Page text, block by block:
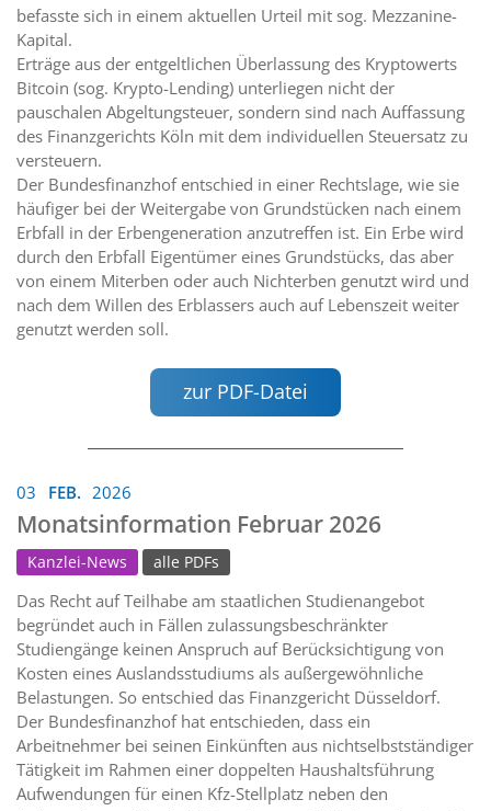
befasste sich in einem aktuellen Urteil mit sog. Mezzanine-
Kapital.
Erträge aus der entgeltlichen Überlassung des Kryptowerts
Bitcoin (sog. Krypto-Lending) unterliegen nicht der
pauschalen Abgeltungsteuer, sondern sind nach Auffassung
des Finanzgerichts Köln mit dem individuellen Steuersatz zu
versteuern.
Der Bundesfinanzhof entschied in einer Rechtslage, wie sie
häufiger bei der Weitergabe von Grundstücken nach einem
Erbfall in der Erbengeneration anzutreffen ist. Ein Erbe wird
durch den Erbfall Eigentümer eines Grundstücks, das aber
von einem Miterben oder auch Nichterben genutzt wird und
nach dem Willen des Erblassers auch auf Lebenszeit weiter
genutzt werden soll.
zur PDF-Datei
03 FEB. 2026
Monatsinformation Februar 2026
Kanzlei-News alle PDFs
Das Recht auf Teilhabe am staatlichen Studienangebot
begründet auch in Fällen zulassungsbeschränkter
Studiengänge keinen Anspruch auf Berücksichtigung von
Kosten eines Auslandsstudiums als außergewöhnliche
Belastungen. So entschied das Finanzgericht Düsseldorf.
Der Bundesfinanzhof hat entschieden, dass ein
Arbeitnehmer bei seinen Einkünften aus nichtselbstständiger
Tätigkeit im Rahmen einer doppelten Haushaltsführung
Aufwendungen für einen Kfz-Stellplatz neben den